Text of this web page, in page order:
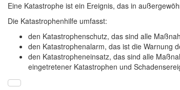
Eine Katastrophe ist ein Ereignis, das in
Die Katastrophenhilfe umfasst:
den Katastrophenschutz, das sind alle
den Katastrophenalarm, das ist die Warnung
den Katastropheneinsatz, das sind alle
eingetretener Katastrophen und